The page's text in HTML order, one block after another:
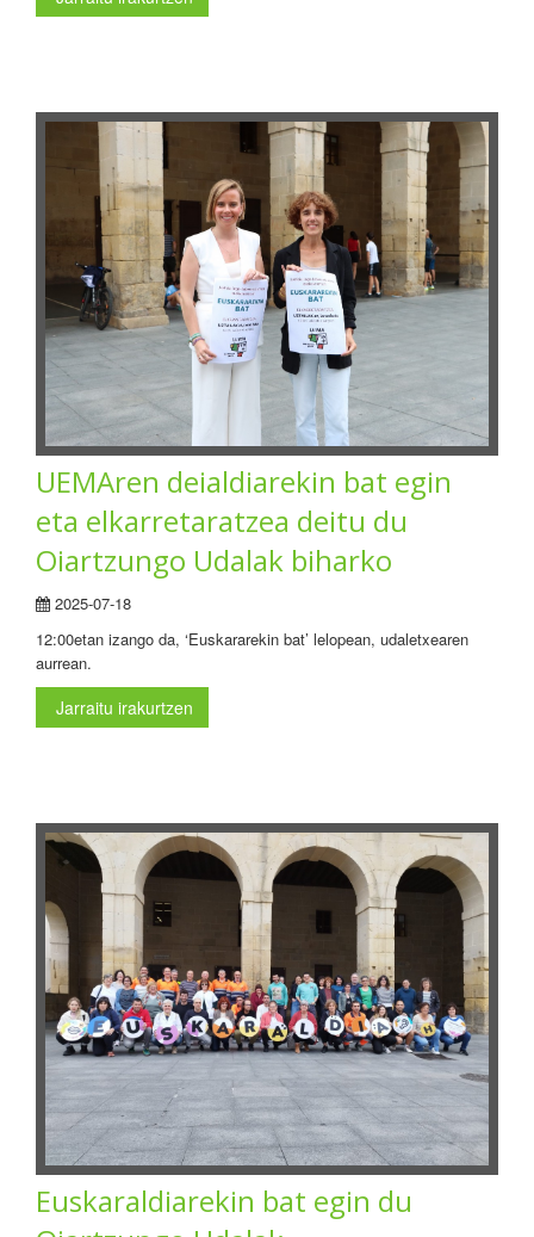
UEMAren deialdiarekin bat egin
eta elkarretaratzea deitu du
Oiartzungo Udalak biharko
2025-07-18
12:00etan izango da, ‘Euskararekin bat’ lelopean, udaletxearen
aurrean.
Jarraitu irakurtzen
Euskaraldiarekin bat egin du